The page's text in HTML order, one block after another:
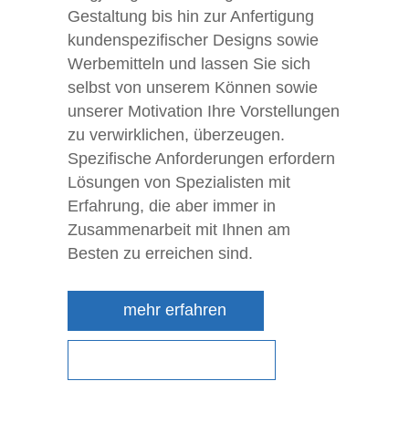
Gestaltung bis hin zur Anfertigung
kundenspezifischer Designs sowie
Werbemitteln und lassen Sie sich
selbst von unserem Können sowie
unserer Motivation Ihre Vorstellungen
zu verwirklichen, überzeugen.
Spezifische Anforderungen erfordern
Lösungen von Spezialisten mit
Erfahrung, die aber immer in
Zusammenarbeit mit Ihnen am
Besten zu erreichen sind.
mehr erfahren